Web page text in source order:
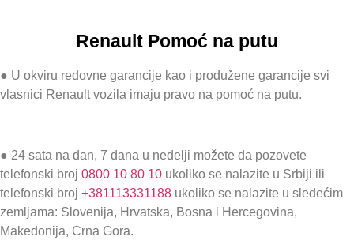
Renault Pomoć na putu
● U okviru redovne garancije kao i produžene garancije svi
vlasnici Renault vozila imaju pravo na pomoć na putu.
● 24 sata na dan, 7 dana u nedelji možete da pozovete
telefonski broj 0800 10 80 10 ukoliko se nalazite u Srbiji ili
telefonski broj +381113331188 ukoliko se nalazite u sledećim
zemljama: Slovenija, Hrvatska, Bosna i Hercegovina,
Makedonija, Crna Gora.